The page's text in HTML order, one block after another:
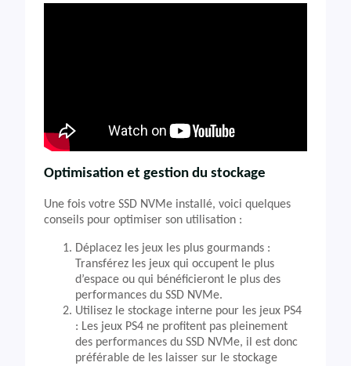
Optimisation et gestion du stockage
Une fois votre SSD NVMe installé, voici quelques
conseils pour optimiser son utilisation :
Déplacez les jeux les plus gourmands :
Transférez les jeux qui occupent le plus
d’espace ou qui bénéficieront le plus des
performances du SSD NVMe.
Utilisez le stockage interne pour les jeux PS4
: Les jeux PS4 ne profitent pas pleinement
des performances du SSD NVMe, il est donc
préférable de les laisser sur le stockage